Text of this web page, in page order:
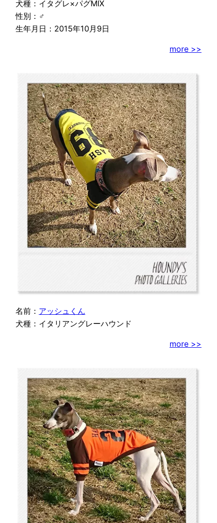
犬種：イタグレ×パグMIX
性別：♂
生年月日：2015年10月9日
more >>
名前： アッシュくん
犬種：イタリアングレーハウンド
more >>